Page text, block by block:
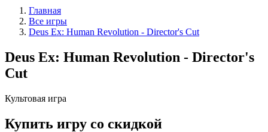
Главная
Все игры
Deus Ex: Human Revolution - Director's Cut
Deus Ex: Human Revolution - Director's
Cut
Культовая игра
Купить игру со скидкой